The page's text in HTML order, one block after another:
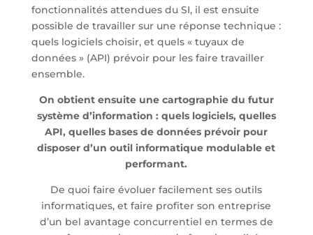
fonctionnalités attendues du SI, il est ensuite
possible de travailler sur une réponse technique :
quels logiciels choisir, et quels « tuyaux de
données » (API) prévoir pour les faire travailler
ensemble.
On obtient ensuite une cartographie du futur
système d’information : quels logiciels, quelles
API, quelles bases de données prévoir pour
disposer d’un outil informatique modulable et
performant.
De quoi faire évoluer facilement ses outils
informatiques, et faire profiter son entreprise
d’un bel avantage concurrentiel en termes de